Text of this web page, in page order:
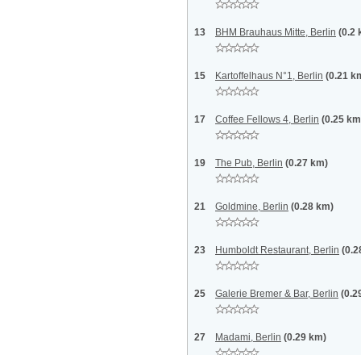
13 BHM Brauhaus Mitte, Berlin (0.2
15 Kartoffelhaus N°1, Berlin (0.21
17 Coffee Fellows 4, Berlin (0.25
19 The Pub, Berlin (0.27 km)
21 Goldmine, Berlin (0.28 km)
23 Humboldt Restaurant, Berlin
25 Galerie Bremer & Bar, Berlin
27 Madami, Berlin (0.29 km)